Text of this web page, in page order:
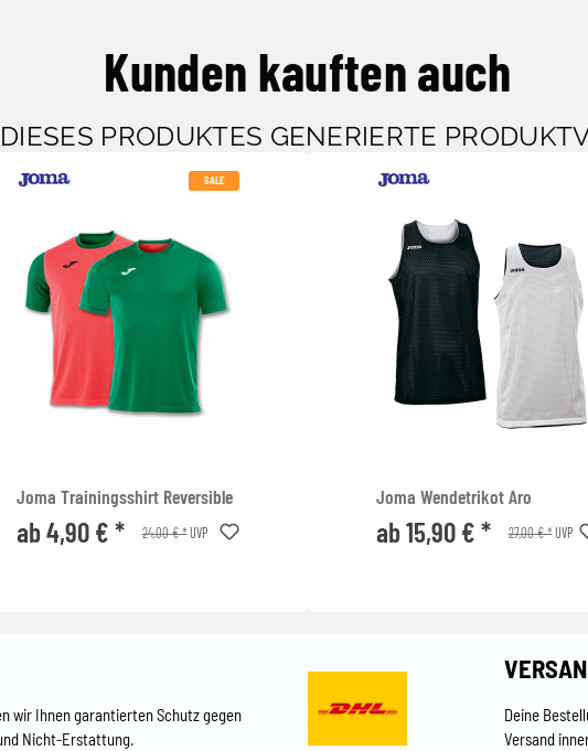
Kunden kauften auch
PRODUKTES GENERIERTE
SALE
Joma Trainingsshirt Reversible
ab 4,90 € * 24,00 € *UVP
Joma Wendetrikot Aro
ab 15,90 € * 27,00 € *UVP
wir Ihnen garantierten Schutz gegen
Nicht-Erstattung.
Deine
Versand